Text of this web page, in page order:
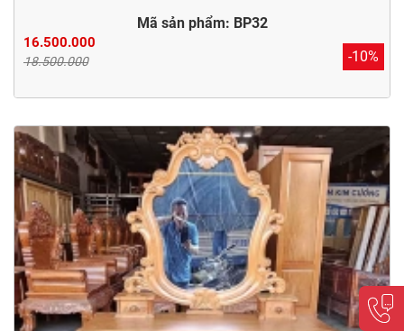
Mã sản phẩm: BP32
16.500.000
18.500.000 -10%